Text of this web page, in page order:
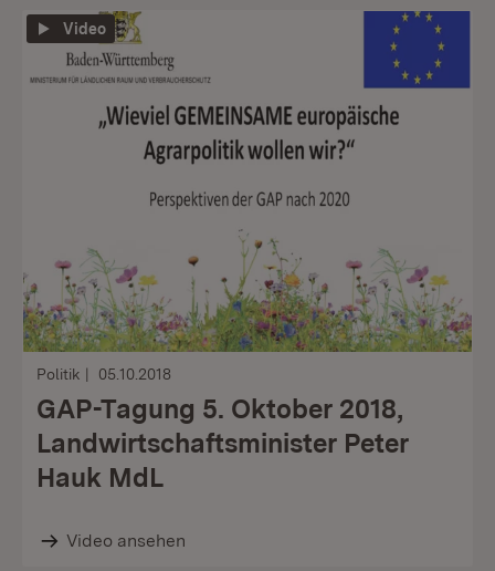
Video
Politik 05.10.2018
GAP-Tagung 5. Oktober 2018,
Landwirtschaftsminister Peter
Hauk MdL
Video ansehen